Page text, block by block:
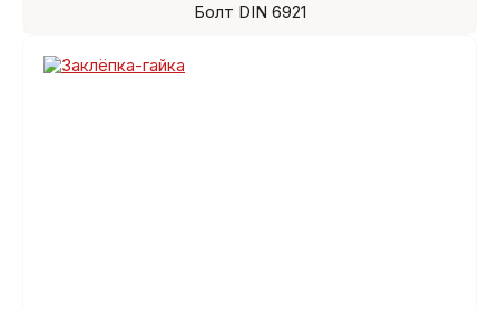
Болт DIN 6921